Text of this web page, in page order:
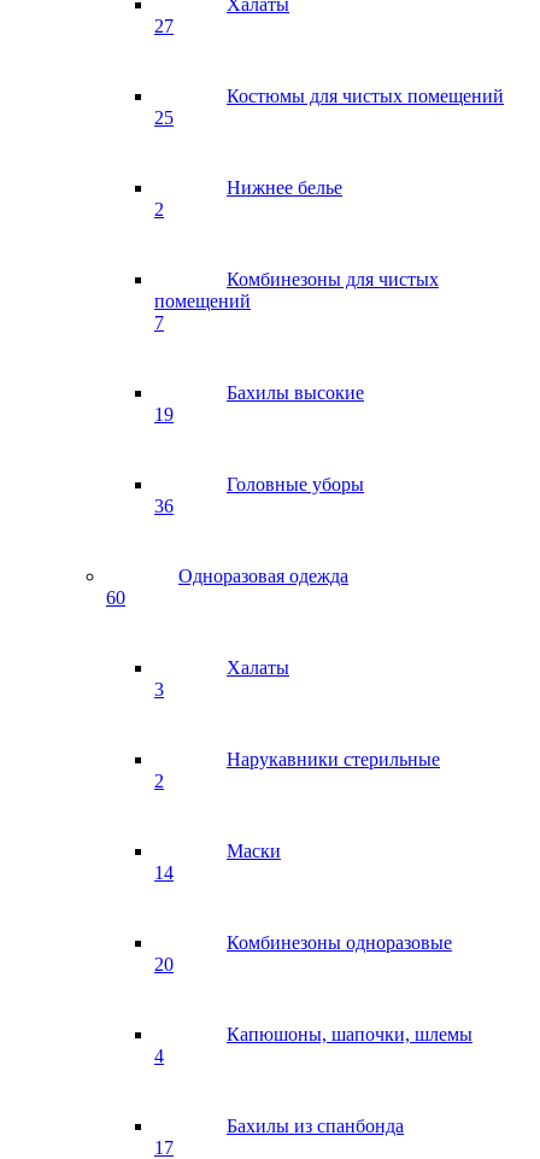
Халаты
27
Костюмы для чистых помещений
25
Нижнее белье
2
Комбинезоны для чистых
помещений
7
Бахилы высокие
19
Головные уборы
36
Одноразовая одежда
60
Халаты
3
Нарукавники стерильные
2
Маски
14
Комбинезоны одноразовые
20
Капюшоны, шапочки, шлемы
4
Бахилы из спанбонда
17